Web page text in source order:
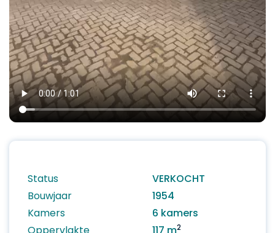
Status
VERKOCHT
Bouwjaar
1954
Kamers
6 kamers
2